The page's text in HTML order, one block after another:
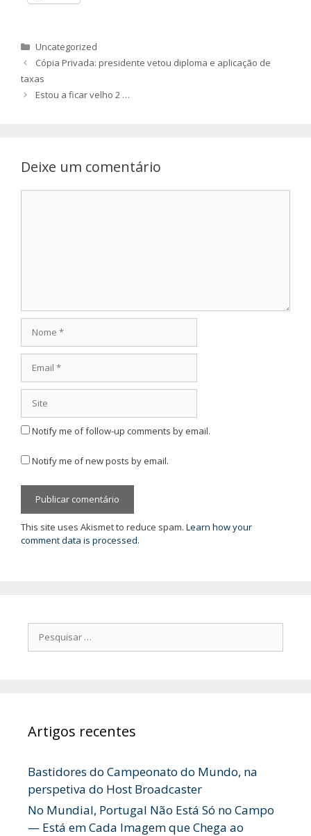
Categorias
Uncategorized
Cópia Privada: presidente vetou diploma e aplicação de
taxas
Estou a ficar velho 2 …
Deixe um comentário
Notify me of follow-up comments by email.
Notify me of new posts by email.
This site uses Akismet to reduce spam. Learn how your
comment data is processed.
Pesquisar
por:
Artigos recentes
Bastidores do Campeonato do Mundo, na
perspetiva do Host Broadcaster
No Mundial, Portugal Não Está Só no Campo
— Está em Cada Imagem que Chega ao